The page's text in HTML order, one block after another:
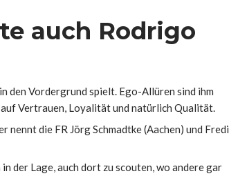
auch Rodrigo
den Vordergrund spielt. Ego-Allüren sind ihm
Vertrauen, Loyalität und natürlich Qualität.
die FR Jörg Schmadtke (Aachen) und Fredi
der Lage, auch dort zu scouten, wo andere gar